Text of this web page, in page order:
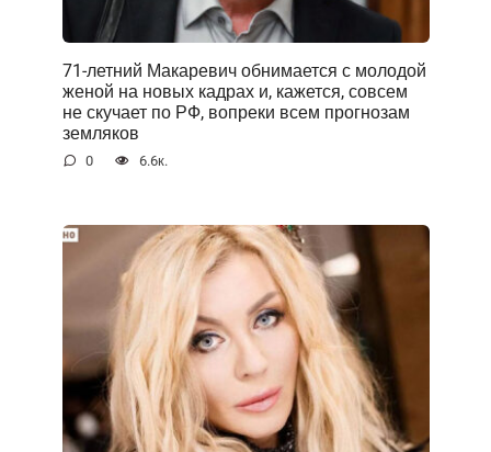
71-летний Макаревич обнимается с молодой
женой на новых кадрах и, кажется, совсем
не скучает по РФ, вопреки всем прогнозам
земляков
0 6.6к.